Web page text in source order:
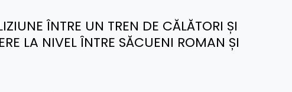
ÎNTRE UN TREN DE CĂLĂTORI ȘI
LA NIVEL ÎNTRE SĂCUENI ROMAN ȘI